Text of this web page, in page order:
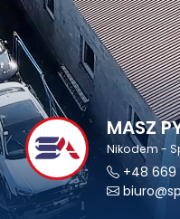
MASZ
Nikodem -
+48